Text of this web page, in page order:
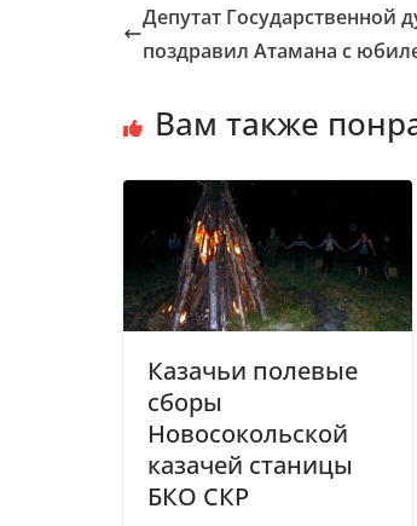
Депутат Государственной
поздравил Атамана с
Вам также
Казачьи полевые
сборы
Новосокольской
казачей станицы
БКО СКР